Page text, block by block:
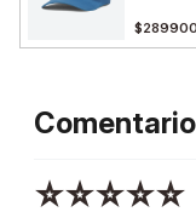
$289900
☆☆☆☆☆